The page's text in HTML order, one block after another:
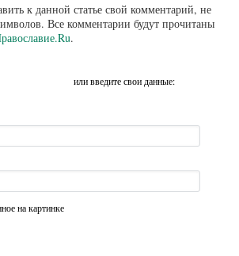
к данной статье свой комментарий, не
Все комментарии будут прочитаны
.
или введите свои данные:
на картинке